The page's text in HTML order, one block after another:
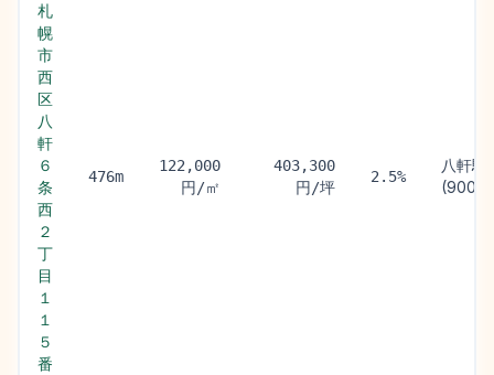
札
幌
市
西
区
八
軒
６
条
西
２
丁
目
１
１
５
番
476m
122,000
円/㎡
403,300
円/坪
2.5%
八軒駅
(900m)